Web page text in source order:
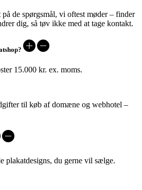
de spørgsmål, vi oftest møder – finder
dig, så tøv ikke med at tage kontakt.
15.000 kr. ex. moms.
til køb af domæne og webhotel –
plakatdesigns, du gerne vil sælge.